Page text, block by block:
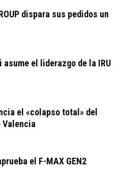
dispara sus pedidos un
asume el liderazgo de la IRU
el «colapso total» del
Valencia
el F-MAX GEN2